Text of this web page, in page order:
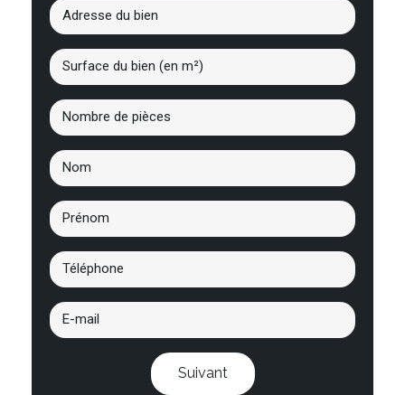
Suivant